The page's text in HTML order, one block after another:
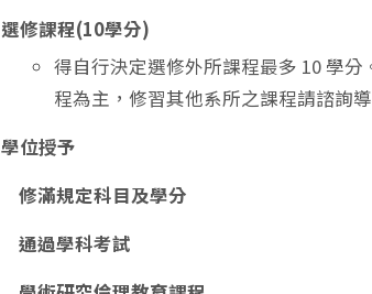
選修課程(10學分)
得自行決定選修外所課程最多 10 學
程為主，修習其他系所之課程請諮詢
學位授予
修滿規定科目及學分
通過學科考試